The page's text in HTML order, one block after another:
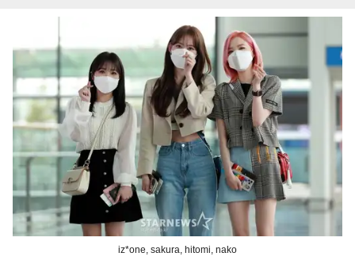
iz*one, sakura, hitomi, nako